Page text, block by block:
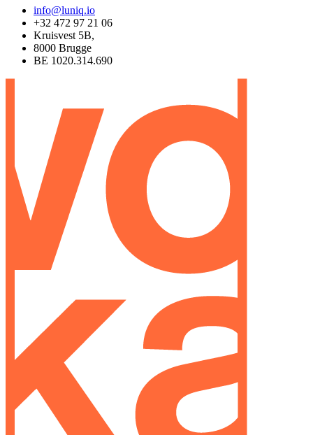
info@luniq.io
+32 472 97 21 06
Kruisvest 5B,
8000 Brugge
BE 1020.314.690